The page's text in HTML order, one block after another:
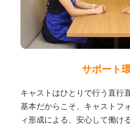
サポート
キャストはひとりで行う直行
基本だからこそ、キャストフ
ィ形成による、安心して働け